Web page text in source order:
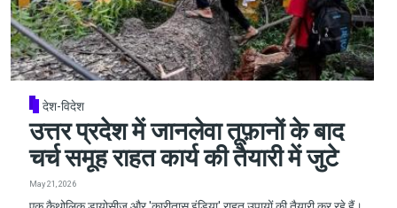
देश-विदेश
उत्तर प्रदेश में जानलेवा तूफ़ानों के बाद
चर्च समूह राहत कार्य की तैयारी में जुटे
May 21, 2026